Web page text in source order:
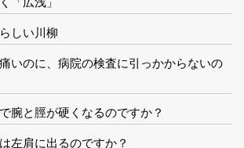
しい川柳
いのに、病院の検査に引っかからないの
腕と脛が硬くなるのですか？
左肩に出るのですか？